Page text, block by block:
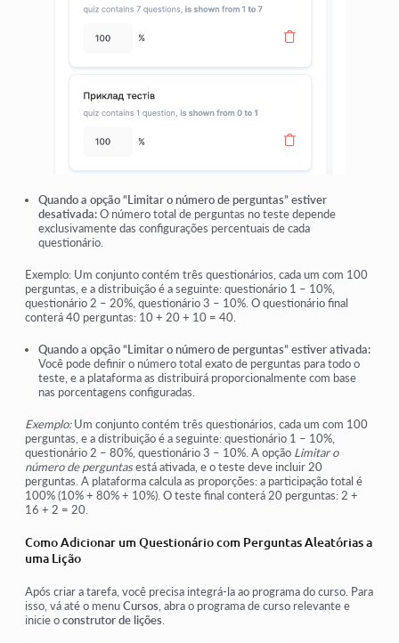
Quando a opção “Limitar o número de perguntas” estiver
desativada:O número total de perguntas no teste depende
exclusivamente das configurações percentuais de cada
questionário.
Exemplo: Um conjunto contém três questionários, cada um com 100
perguntas, e a distribuição é a seguinte: questionário 1 – 10%,
questionário 2 – 20%, questionário 3 – 10%. O questionário final
conterá 40 perguntas: 10 + 20 + 10 = 40.
Quando a opção “Limitar o número de perguntas” estiver ativada:
Você pode definir o número total exato de perguntas para todo o
teste, e a plataforma as distribuirá proporcionalmente com base
nas porcentagens configuradas.
Exemplo:Um conjunto contém três questionários, cada um com 100
perguntas, e a distribuição é a seguinte: questionário 1 – 10%,
questionário 2 – 80%, questionário 3 – 10%. A opção Limitar o
número de perguntasestá ativada, e o teste deve incluir 20
perguntas. A plataforma calcula as proporções: a participação total é
100% (10% + 80% + 10%). O teste final conterá 20 perguntas: 2 +
16 + 2 = 20.
Como Adicionar um Questionário com Perguntas Aleatórias a
uma Lição
Após criar a tarefa, você precisa integrá-la ao programa do curso. Para
isso, vá até o menuCursos , abra o programa de curso relevante e
inicie oconstrutor de lições